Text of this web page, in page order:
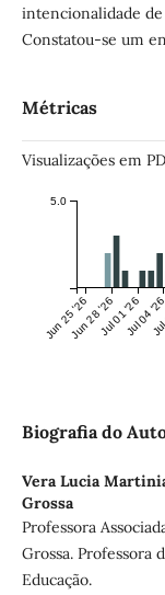
intencionalidade
Constatou-se um
Métricas
Visualizações em
Jun 25 '26Jun 28 '26Jul 01 '26
Jul 04
5.0
Biografia do
Vera Lucia
Grossa
Professora
Grossa. Professora
Educação.